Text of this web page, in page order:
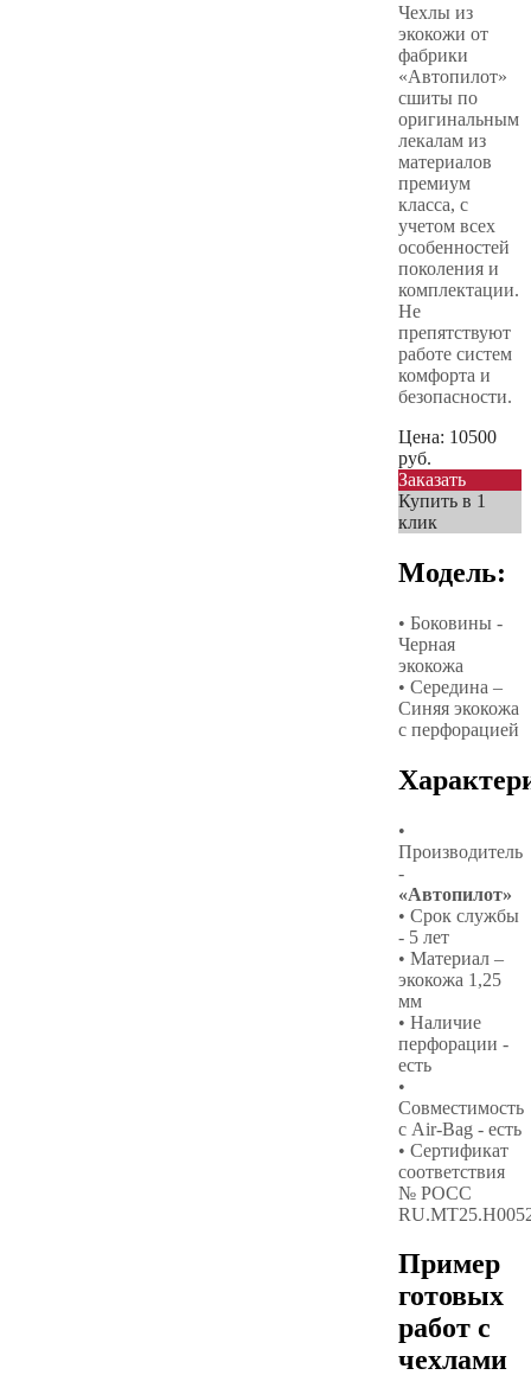
Чехлы из
экокожи от
фабрики
«Автопилот»
сшиты по
оригинальным
лекалам из
материалов
премиум
класса, с
учетом всех
особенностей
поколения и
комплектации.
Не
препятствуют
работе систем
комфорта и
безопасности.
Цена: 10500
руб.
Заказать
Купить в 1
клик
Модель:
• Боковины -
Черная
экокожа
• Середина –
Синяя экокожа
с перфорацией
•
Производитель
-
«Автопилот»
• Срок службы
- 5 лет
• Материал –
экокожа 1,25
мм
• Наличие
перфорации -
есть
•
Совместимость
с Air-Bag - есть
• Сертификат
соответствия
№ РОСС
Пример
готовых
работ с
чехлами